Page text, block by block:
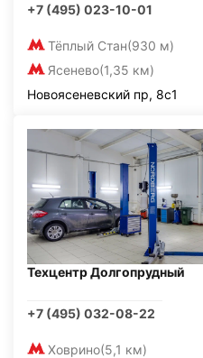
+7 (495) 023-10-01
Тёплый Стан(930 м)
Ясенево(1,35 км)
Новоясеневский пр, 8с1
Техцентр Долгопрудный
+7 (495) 032-08-22
Ховрино(5,1 км)